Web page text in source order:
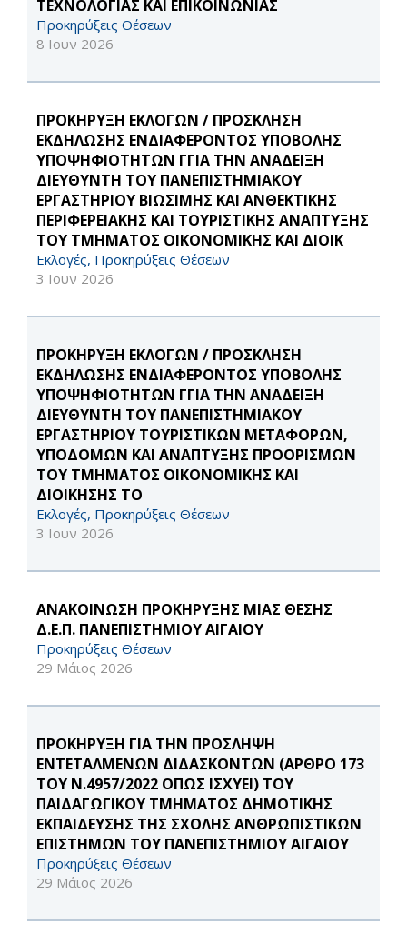
ΤΕΧΝΟΛΟΓΙΑΣ ΚΑΙ ΕΠΙΚΟΙΝΩΝΙΑΣ
Προκηρύξεις Θέσεων
8 Ιουν 2026
ΠΡΟΚΗΡΥΞΗ ΕΚΛΟΓΩΝ / ΠΡΟΣΚΛΗΣΗ
ΕΚΔΗΛΩΣΗΣ ΕΝΔΙΑΦΕΡΟΝΤΟΣ ΥΠΟΒΟΛΗΣ
ΥΠΟΨΗΦΙΟΤΗΤΩΝ ΓΓΙΑ ΤΗΝ ΑΝΑΔΕΙΞΗ
ΔΙΕΥΘΥΝΤΗ ΤΟΥ ΠΑΝΕΠΙΣΤΗΜΙΑΚΟΥ
ΕΡΓΑΣΤΗΡΙΟΥ ΒΙΩΣΙΜΗΣ ΚΑΙ ΑΝΘΕΚΤΙΚΗΣ
ΠΕΡΙΦΕΡΕΙΑΚΗΣ ΚΑΙ ΤΟΥΡΙΣΤΙΚΗΣ ΑΝΑΠΤΥΞΗΣ
ΤΟΥ ΤΜΗΜΑΤΟΣ ΟΙΚΟΝΟΜΙΚΗΣ ΚΑΙ ΔΙΟΙΚ
Εκλογές, Προκηρύξεις Θέσεων
3 Ιουν 2026
ΠΡΟΚΗΡΥΞΗ ΕΚΛΟΓΩΝ / ΠΡΟΣΚΛΗΣΗ
ΕΚΔΗΛΩΣΗΣ ΕΝΔΙΑΦΕΡΟΝΤΟΣ ΥΠΟΒΟΛΗΣ
ΥΠΟΨΗΦΙΟΤΗΤΩΝ ΓΓΙΑ ΤΗΝ ΑΝΑΔΕΙΞΗ
ΔΙΕΥΘΥΝΤΗ ΤΟΥ ΠΑΝΕΠΙΣΤΗΜΙΑΚΟΥ
ΕΡΓΑΣΤΗΡΙΟΥ ΤΟΥΡΙΣΤΙΚΩΝ ΜΕΤΑΦΟΡΩΝ,
ΥΠΟΔΟΜΩΝ ΚΑΙ ΑΝΑΠΤΥΞΗΣ ΠΡΟΟΡΙΣΜΩΝ
ΤΟΥ ΤΜΗΜΑΤΟΣ ΟΙΚΟΝΟΜΙΚΗΣ ΚΑΙ
ΔΙΟΙΚΗΣΗΣ ΤΟ
Εκλογές, Προκηρύξεις Θέσεων
3 Ιουν 2026
ΑΝΑΚΟΙΝΩΣΗ ΠΡΟΚΗΡΥΞΗΣ ΜΙΑΣ ΘΕΣΗΣ
Δ.Ε.Π. ΠΑΝΕΠΙΣΤΗΜΙΟΥ ΑΙΓΑΙΟΥ
Προκηρύξεις Θέσεων
29 Μάιος 2026
ΠΡΟΚΗΡΥΞΗ ΓΙΑ ΤΗΝ ΠΡΟΣΛΗΨΗ
ΕΝΤΕΤΑΛΜΕΝΩΝ ΔΙΔΑΣΚΟΝΤΩΝ (ΑΡΘΡΟ 173
ΤΟΥ Ν.4957/2022 ΟΠΩΣ ΙΣΧΥΕΙ) ΤΟΥ
ΠΑΙΔΑΓΩΓΙΚΟΥ ΤΜΗΜΑΤΟΣ ΔΗΜΟΤΙΚΗΣ
ΕΚΠΑΙΔΕΥΣΗΣ ΤΗΣ ΣΧΟΛΗΣ ΑΝΘΡΩΠΙΣΤΙΚΩΝ
ΕΠΙΣΤΗΜΩΝ ΤΟΥ ΠΑΝΕΠΙΣΤΗΜΙΟΥ ΑΙΓΑΙΟΥ
Προκηρύξεις Θέσεων
29 Μάιος 2026